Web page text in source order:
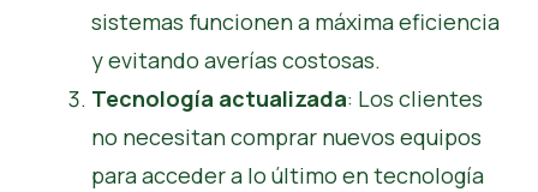
sistemas funcionen a máxima eficiencia
y evitando averías costosas.
Tecnología actualizada: Los clientes
no necesitan comprar nuevos equipos
para acceder a lo último en tecnología